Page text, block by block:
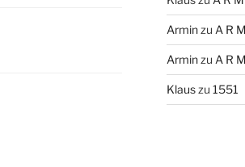
Arminzu A R
Arminzu A R
Klauszu 1551